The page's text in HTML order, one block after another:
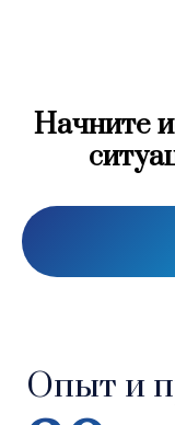
Начните
Средний стаж
компании
1500+
Дел выиграно
компании
Клиентов
решении проблем